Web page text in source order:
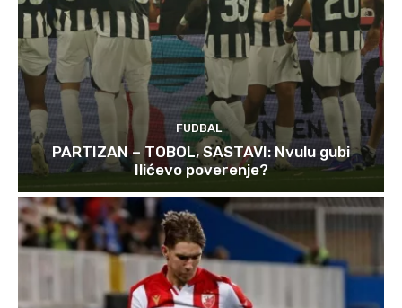
FUDBAL
PARTIZAN – TOBOL, SASTAVI: Nvulu gubi
Ilićevo poverenje?